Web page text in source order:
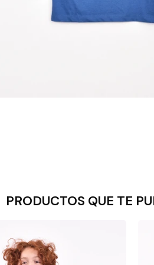
PRODUCTOS QUE TE